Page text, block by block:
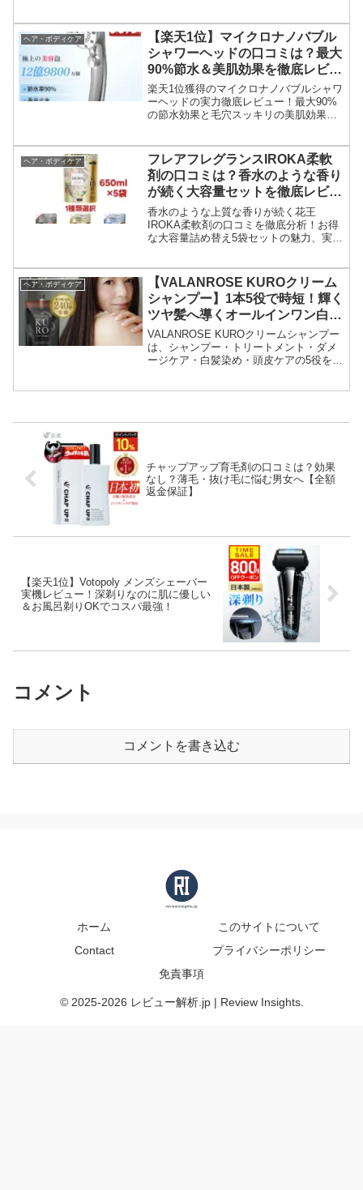
ヘア・ボディケア
【楽天1位】マイクロナノバブル
シャワーヘッドの口コミは？最大
90%節水＆美肌効果を徹底レビュ
ー
楽天1位獲得のマイクロナノバブルシャワ
ーヘッドの実力徹底レビュー！最大90%
の節水効果と毛穴スッキリの美肌効果を
に。
ヘア・ボディケア
フレアフレグランスIROKA柔軟
剤の口コミは？香水のような香り
が続く大容量セットを徹底レビュ
ー
香水のような上質な香りが続く花王
IROKA柔軟剤の口コミを徹底分析！お得
な大容量詰め替え5袋セットの魅力、実際
ら今すぐチェック！
ヘア・ボディケア
【VALANROSE KUROクリーム
シャンプー】1本5役で時短！輝く
ツヤ髪へ導くオールインワン白髪
染めシャンプー
VALANROSE KUROクリームシャンプー
は、シャンプー・トリートメント・ダメ
ージケア・白髪染め・頭皮ケアの5役をこ
白髪染めシャンプーです。
チャップアップ育毛剤の口コミは？効果
なし？薄毛・抜け毛に悩む男女へ【全額
返金保証】
【楽天1位】Votopoly メンズシェーバー
実機レビュー！深剃りなのに肌に優しい
＆お風呂剃りOKでコスパ最強！
コメント
コメントを書き込む
ホーム
このサイトについて
Contact
プライバシーポリシー
免責事項
© 2025-2026 レビュー解析.jp | Review Insights.